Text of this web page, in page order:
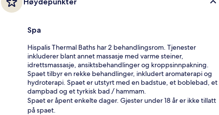
Spa
Hispalis Thermal Baths har 2 behandlingsrom. Tjenester
inkluderer blant annet massasje med varme steiner,
idrettsmassasje, ansiktsbehandlinger og kroppsinnpakning.
Spaet tilbyr en rekke behandlinger, inkludert aromaterapi og
hydroterapi. Spaet er utstyrt med en badstue, et boblebad, et
dampbad og et tyrkisk bad / hammam.
Spaet er åpent enkelte dager. Gjester under 18 år er ikke tillatt
på spaet.